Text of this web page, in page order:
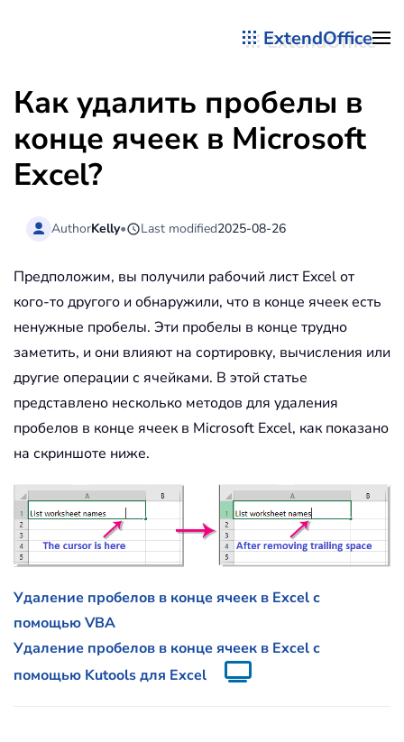
ExtendOffice
Как удалить пробелы в
конце ячеек в Microsoft
Excel?
AuthorKelly• Last modified2025-08-26
Предположим, вы получили рабочий лист Excel от
кого-то другого и обнаружили, что в конце ячеек есть
ненужные пробелы. Эти пробелы в конце трудно
заметить, и они влияют на сортировку, вычисления или
другие операции с ячейками. В этой статье
представлено несколько методов для удаления
пробелов в конце ячеек в Microsoft Excel, как показано
на скриншоте ниже.
Удаление пробелов в конце ячеек в Excel с
помощью VBA
Удаление пробелов в конце ячеек в Excel с
помощью Kutools для Excel